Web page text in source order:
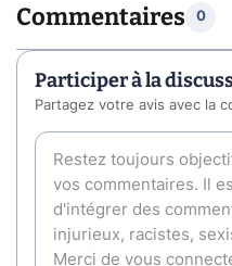
Commentaires 0
Participer à la
Partagez votre avis avec la